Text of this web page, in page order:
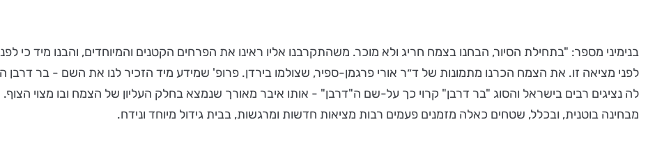
בנימיני מספר: "בתחילת הסיור, הבחנו בצמח חריג ולא מוכר. משהתקרבנו אליו ראינו את הפרחים הקטנים והמיוחדים, והבנו מיד כי
לפני מציאה זו. את הצמח הכרנו מתמונות של ד״ר אורי פרגמן-ספיר, שצולמו בירדן. פרופ' שמידע מיד הזכיר לנו את השם - בר דרבן
לה נציגים רבים בישראל והסוג "בר דרבן" קרוי כך על-שם ה"דרבן" - אותו איבר מאורך שנמצא בחלק העליון של הצמח ובו מצוי
מבחינה בוטנית, ובכלל, שטחים כאלה מזמנים פעמים רבות מציאות חדשות ומרגשות, בבית גידול מיוחד ונידח.